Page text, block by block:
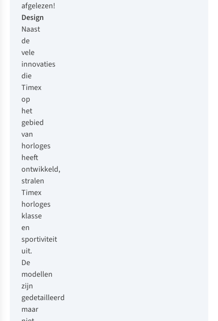
afgelezen!
Design
Naast
de
vele
innovaties
die
Timex
op
het
gebied
van
horloges
heeft
ontwikkeld,
stralen
Timex
horloges
klasse
en
sportiviteit
uit.
De
modellen
zijn
gedetailleerd
maar